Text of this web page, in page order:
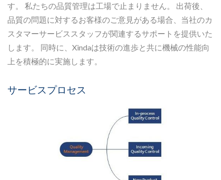
す。 私たちの品質管理は工場で止まりません。 出荷後、
品質の問題に対するお客様のご意見がある場合、当社のカ
スタマーサービススタッフが関連するサポートを提供いた
します。 同時に、Xindaは技術の進歩と共に機械の性能向
上を積極的に実施します。
サービスプロセス